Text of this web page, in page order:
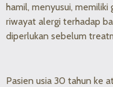
hamil, menyusui, memiliki
riwayat alergi terhadap
diperlukan sebelum
Pasien usia 30 tahun ke